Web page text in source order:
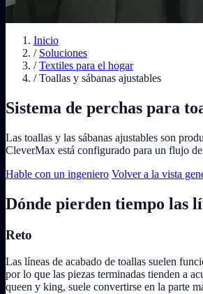
Inicio
/ Soluciones
/ Textiles para el hogar
/ Toallas y sábanas ajustables
Sistema de perchas para
Las toallas y las sábanas ajustables son
CleverMax está configurado para un flujo
Hable con un ingeniero Volver a la vista
Dónde pierden tiempo las
Reto
Las líneas de acabado de toallas suelen
por lo que las piezas terminadas tienden a
queen y king, suele convertirse en la parte